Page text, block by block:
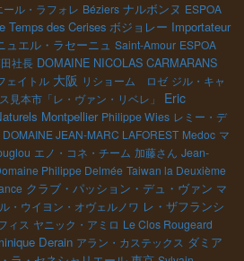
ール・ラフォレ Béziers ナルボンヌ ESPOA
Temps des Cerises ボジョレー Importateur
ュエル・ラセーニュ Saint-Amour ESPOA
社長 DOMAINE NICOLAS CARMARANS
ェイトル 大阪 リショーム ロゼ ジル・キャ
見本市「レ・ヴァン・リベレ」
Eric
Montpellier Philippe Wies レミー・デ
DOMAINE JEAN-MARC LAFOREST Medoc マ
エノ・コネ・チーム 加藤さん Jean-
Philippe Delmée Taiwan la Deuxième
クラブ・パッション・デュ・ヴァン マ
・ウイヨン・オヴェルノワ レ・ザフランシ
ィス ヤニック・アミロ Le Clos Rougeard
Derain アラン・カステックス ダミア